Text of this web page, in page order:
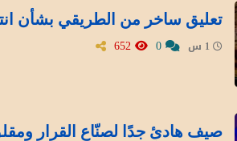
تعليق ساخر من الطريقي بشأن
صيف هادئ جدًا لصنّاع القرار